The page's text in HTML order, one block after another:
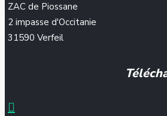
ZAC de Piossane
2 impasse d'Occitanie
31590 Verfeil